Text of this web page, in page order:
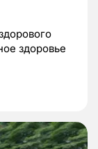
здоровье